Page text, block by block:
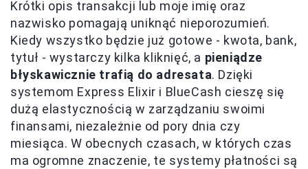
Krótki opis transakcji lub moje imię oraz
nazwisko pomagają uniknąć nieporozumień.
Kiedy wszystko będzie już gotowe - kwota, bank,
tytuł - wystarczy kilka kliknięć, a pieniądze
błyskawicznie trafią do adresata. Dzięki
systemom Express Elixir i BlueCash cieszę się
dużą elastycznością w zarządzaniu swoimi
finansami, niezależnie od pory dnia czy
miesiąca. W obecnych czasach, w których czas
ma ogromne znaczenie, te systemy płatności są